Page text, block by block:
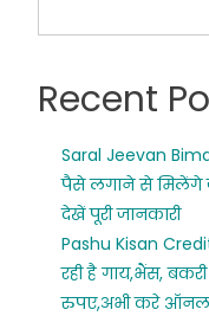
Recent
Saral Jeevan
पैसे लगाने से मिलेंगे
देखें पूरी जानकारी
Pashu Kisan
रही है गाय,भैंस,
रुपए,अभी करे